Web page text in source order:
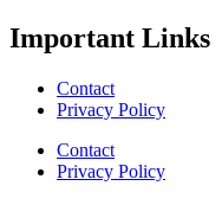
Important Links
Contact
Privacy Policy
Contact
Privacy Policy